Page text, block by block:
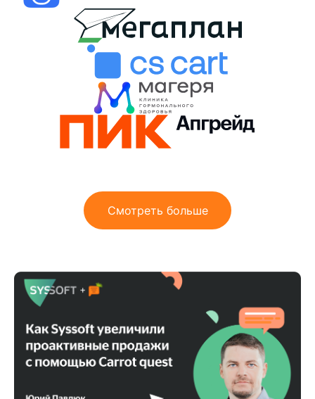
Смотреть больше